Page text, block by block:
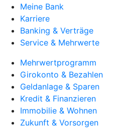
Meine Bank
Karriere
Banking & Verträge
Service & Mehrwerte
Mehrwertprogramm
Girokonto & Bezahlen
Geldanlage & Sparen
Kredit & Finanzieren
Immobilie & Wohnen
Zukunft & Vorsorgen